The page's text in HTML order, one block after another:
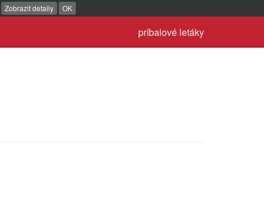
Zobrazit detaily OK
príbalové letáky